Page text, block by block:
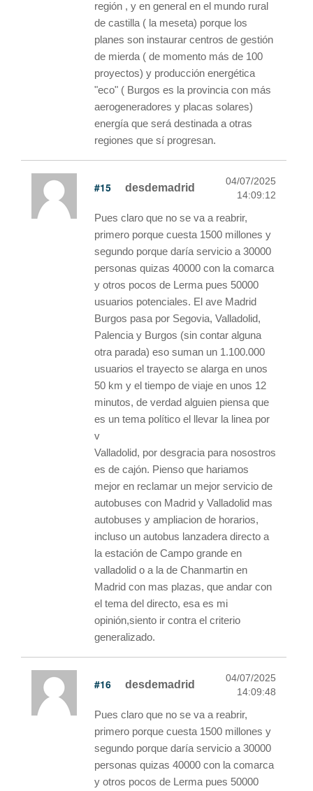
región , y en general en el mundo rural
de castilla ( la meseta) porque los
planes son instaurar centros de gestión
de mierda ( de momento más de 100
proyectos) y producción energética
"eco" ( Burgos es la provincia con más
aerogeneradores y placas solares)
energía que será destinada a otras
regiones que sí progresan.
#15 desdemadrid
04/07/2025
14:09:12
Pues claro que no se va a reabrir,
primero porque cuesta 1500 millones y
segundo porque daría servicio a 30000
personas quizas 40000 con la comarca
y otros pocos de Lerma pues 50000
usuarios potenciales. El ave Madrid
Burgos pasa por Segovia, Valladolid,
Palencia y Burgos (sin contar alguna
otra parada) eso suman un 1.100.000
usuarios el trayecto se alarga en unos
50 km y el tiempo de viaje en unos 12
minutos, de verdad alguien piensa que
es un tema político el llevar la linea por
v
Valladolid, por desgracia para nosostros
es de cajón. Pienso que hariamos
mejor en reclamar un mejor servicio de
autobuses con Madrid y Valladolid mas
autobuses y ampliacion de horarios,
incluso un autobus lanzadera directo a
la estación de Campo grande en
valladolid o a la de Chanmartin en
Madrid con mas plazas, que andar con
el tema del directo, esa es mi
opinión,siento ir contra el criterio
generalizado.
#16 desdemadrid
04/07/2025
14:09:48
Pues claro que no se va a reabrir,
primero porque cuesta 1500 millones y
segundo porque daría servicio a 30000
personas quizas 40000 con la comarca
y otros pocos de Lerma pues 50000